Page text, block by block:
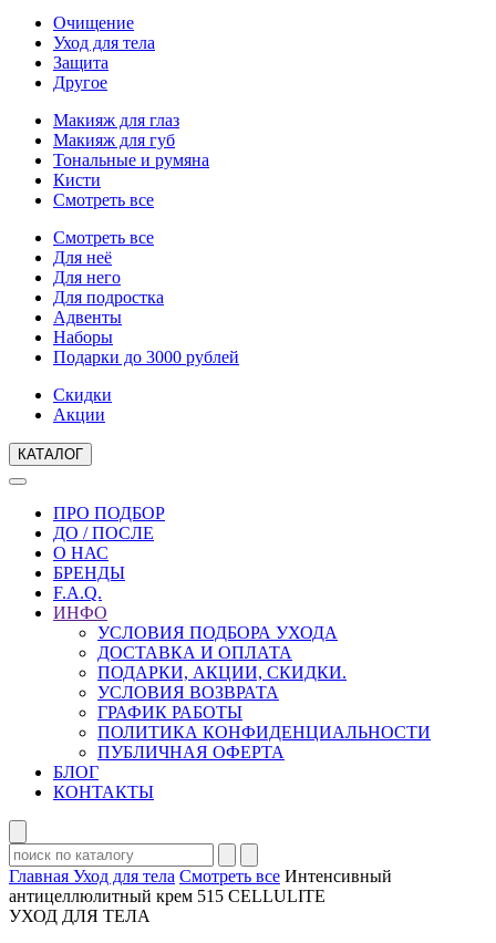
Очищение
Уход для тела
Защита
Другое
Макияж для глаз
Макияж для губ
Тональные и румяна
Кисти
Смотреть все
Смотреть все
Для неё
Для него
Для подростка
Адвенты
Наборы
Подарки до 3000 рублей
Скидки
Акции
КАТАЛОГ
ПРО ПОДБОР
ДО / ПОСЛЕ
О НАС
БРЕНДЫ
F.A.Q.
ИНФО
УСЛОВИЯ ПОДБОРА УХОДА
ДОСТАВКА И ОПЛАТА
ПОДАРКИ, АКЦИИ, СКИДКИ.
УСЛОВИЯ ВОЗВРАТА
ГРАФИК РАБОТЫ
ПОЛИТИКА КОНФИДЕНЦИАЛЬНОСТИ
ПУБЛИЧНАЯ ОФЕРТА
БЛОГ
КОНТАКТЫ
Главная Уход для тела Смотреть все Интенсивный
антицеллюлитный крем 515 CELLULITE
УХОД ДЛЯ ТЕЛА